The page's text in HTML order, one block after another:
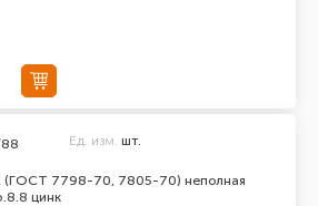
(ГОСТ 7798-70, 7805-70) неполная
цинк
Ед. изм. шт.